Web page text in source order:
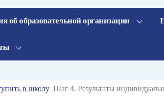
об образовательной организации
в школу Шаг 4. Результаты